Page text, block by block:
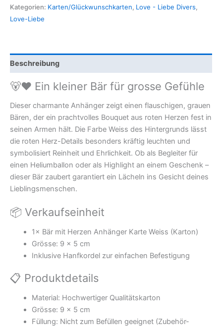
Kategorien: Karten/Glückwunschkarten, Love - Liebe Divers,
Love-Liebe
Beschreibung
🐻❤️ Ein kleiner Bär für grosse Gefühle
Dieser charmante Anhänger zeigt einen flauschigen, grauen
Bären, der ein prachtvolles Bouquet aus roten Herzen fest in
seinen Armen hält. Die Farbe Weiss des Hintergrunds lässt
die roten Herz-Details besonders kräftig leuchten und
symbolisiert Reinheit und Ehrlichkeit. Ob als Begleiter für
einen Heliumballon oder als Highlight an einem Geschenk –
dieser Bär zaubert garantiert ein Lächeln ins Gesicht deines
Lieblingsmenschen.
📦 Verkaufseinheit
1× Bär mit Herzen Anhänger Karte Weiss (Karton)
Grösse: 9 × 5 cm
Inklusive Hanfkordel zur einfachen Befestigung
📋 Produktdetails
Material: Hochwertiger Qualitätskarton
Grösse: 9 × 5 cm
Füllung: Nicht zum Befüllen geeignet (Zubehör-